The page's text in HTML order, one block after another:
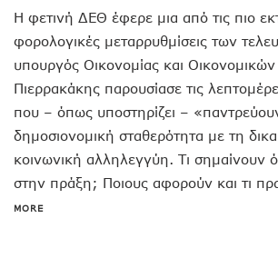
Η φετινή ΔΕΘ έφερε μια από τις πιο
φορολογικές μεταρρυθμίσεις των
υπουργός Οικονομίας και
Πιερρακάκης παρουσίασε τις
που – όπως υποστηρίζει –
δημοσιονομική σταθερότητα με τη
κοινωνική αλληλεγγύη. Τι σημαίνουν
στην πράξη; Ποιους αφορούν και τι
MORE